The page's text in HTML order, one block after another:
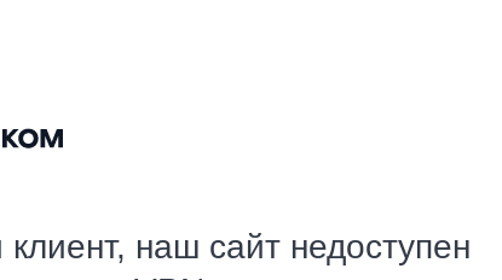
наш сайт недоступен